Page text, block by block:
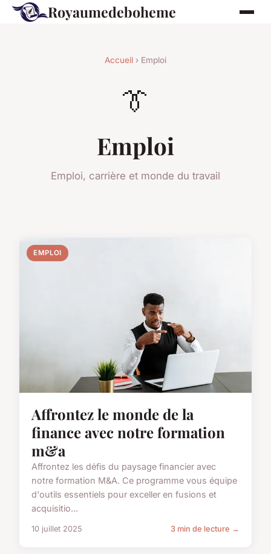
Royaumedeboheme
Accueil › Emploi
👔
Emploi
Emploi, carrière et monde du travail
EMPLOI
Affrontez le monde de la
finance avec notre formation
m&a
Affrontez les défis du paysage financier avec
notre formation M&A. Ce programme vous équipe
d'outils essentiels pour exceller en fusions et
acquisitio...
10 juillet 2025 3 min de lecture →